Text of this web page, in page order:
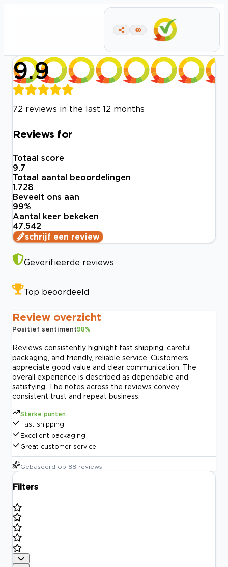
9.9
72 reviews in the last 12 months
Reviews for
Totaal score
9.7
Totaal aantal beoordelingen
1.728
Beveelt ons aan
99%
Aantal keer bekeken
47.542
schrijf een review
Geverifieerde reviews
Top beoordeeld
Review overzicht
Positief sentiment98%
Reviews consistently highlight fast shipping, careful
packaging, and friendly, reliable service. Customers
appreciate good value and clear communication. The
overall experience is described as dependable and
satisfying. The notes across the reviews convey
consistent trust and repeat business.
Sterke punten
Fast shipping
Excellent packaging
Great customer service
Gebaseerd op 88 reviews
Filters